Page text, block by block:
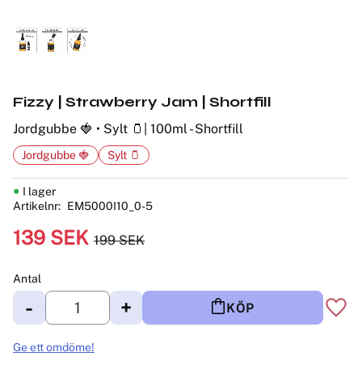
Fizzy | Strawberry Jam | Shortfill
Jordgubbe 🍓 • Sylt 🫙| 100ml - Shortfill
Nedsatt pris:
139 SEK Ordinarie pris:
199SEK
Antal
+
- KÖP
I lager
Artikelnr
EM5000I10_0-5
Jordgubbe 🍓 Sylt 🫙
Ge ett omdöme!